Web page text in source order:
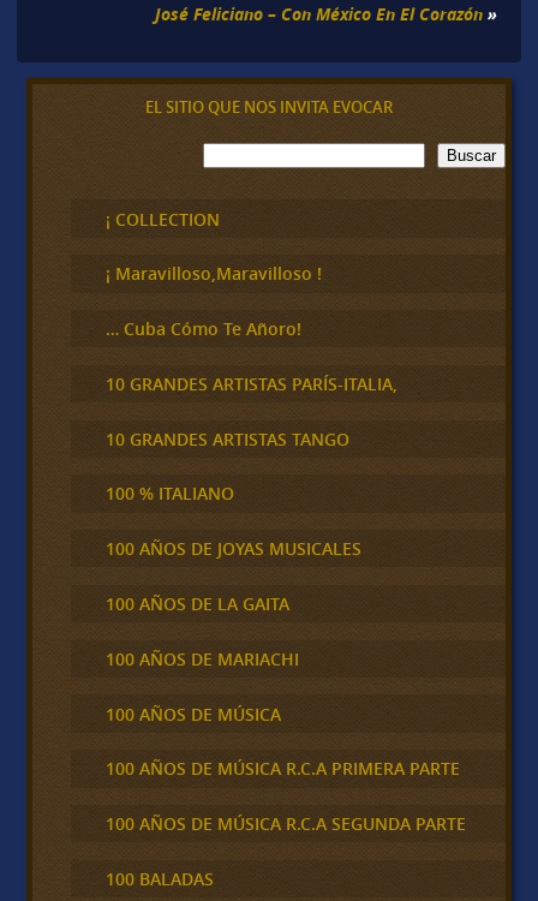
José Feliciano – Con México En El Corazón »
EL SITIO QUE NOS INVITA EVOCAR
B
u
c
a
Buscar
¡ COLLECTION
¡ Maravilloso,Maravilloso !
… Cuba Cómo Te Añoro!
10 GRANDES ARTISTAS PARÍS-ITALIA,
10 GRANDES ARTISTAS TANGO
100 % ITALIANO
100 AÑOS DE JOYAS MUSICALES
100 AÑOS DE LA GAITA
100 AÑOS DE MARIACHI
100 AÑOS DE MÚSICA
100 AÑOS DE MÚSICA R.C.A PRIMERA PARTE
100 AÑOS DE MÚSICA R.C.A SEGUNDA PARTE
100 BALADAS